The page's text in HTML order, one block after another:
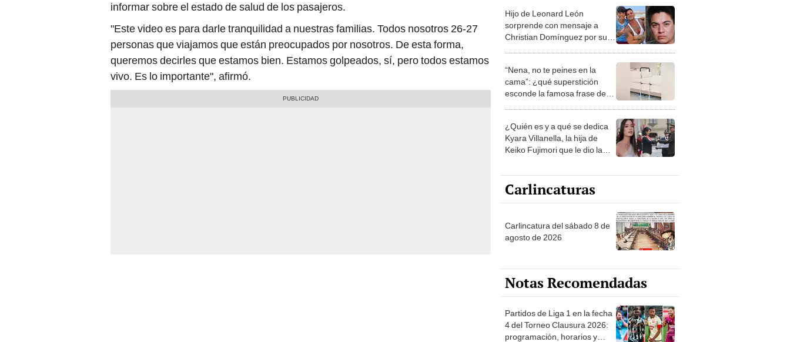
informar sobre el estado de salud de los pasajeros.
"Este video es para darle tranquilidad a nuestras familias. Todos nosotros 26-27
personas que viajamos que están preocupados por nosotros. De esta forma,
queremos decirles que estamos bien. Estamos golpeados, sí, pero todos estamos
vivo. Es lo importante", afirmó.
Hijo de Leonard León
sorprende con mensaje a
Christian Domínguez por su
“Nena, no te peines en la
cama”: ¿qué superstición
esconde la famosa frase de
¿Quién es y a qué se dedica
Kyara Villanella, la hija de
Keiko Fujimori que le dio la
Carlincaturas
Carlincatura del sábado 8 de
agosto de 2026
Notas Recomendadas
Partidos de Liga 1 en la fecha
4 del Torneo Clausura 2026:
programación, horarios y